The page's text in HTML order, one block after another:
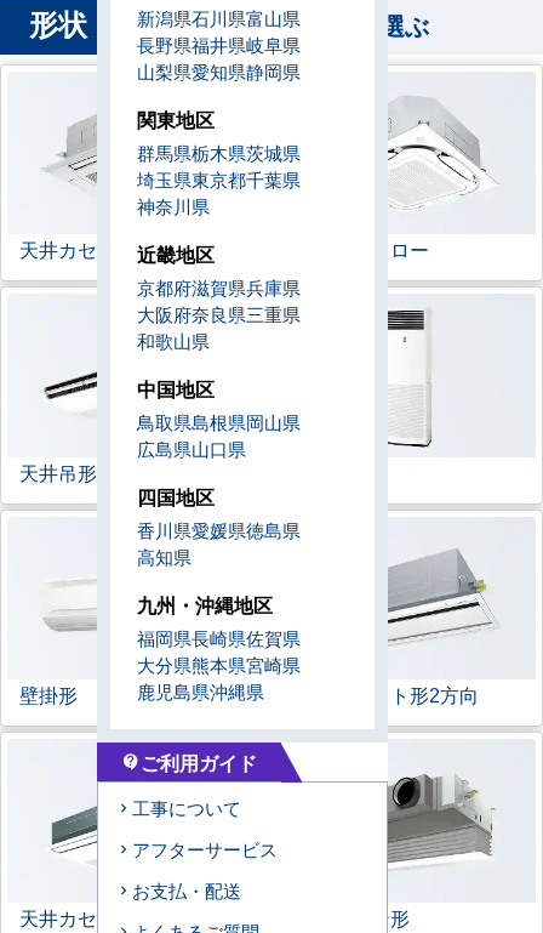
形状 から業務用エアコンを選ぶ
天井カセット形4方向 ラウンドフロー
天井吊形
壁掛形 天井カセット形2方向
天井カセット形 ビルトイン形
新潟県石川県富山県
長野県福井県岐阜県
山梨県愛知県静岡県
関東地区
群馬県栃木県茨城県
埼玉県東京都千葉県
神奈川県
近畿地区
京都府滋賀県兵庫県
大阪府奈良県三重県
和歌山県
中国地区
鳥取県島根県岡山県
広島県山口県
四国地区
香川県愛媛県徳島県
高知県
九州・沖縄地区
福岡県長崎県佐賀県
大分県熊本県宮崎県
鹿児島県沖縄県
contact_support ご利用ガイド
工事について
アフターサービス
お支払・配送